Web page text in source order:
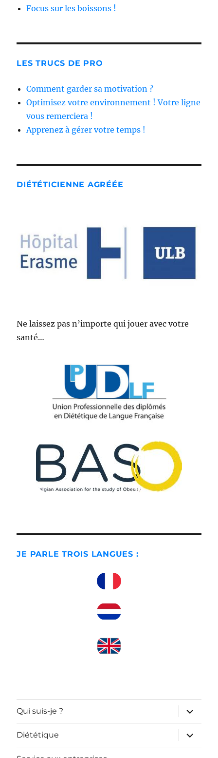
Focus sur les boissons !
LES TRUCS DE PRO
Comment garder sa motivation ?
Optimisez votre environnement ! Votre ligne
vous remerciera !
Apprenez à gérer votre temps !
DIÉTÉTICIENNE AGRÉÉE
Ne laissez pas n’importe qui jouer avec votre
santé…
JE PARLE TROIS LANGUES :
Qui suis-je ?
ouvrir
le
sous-
menu
Diététique
ouvrir
le
sous-